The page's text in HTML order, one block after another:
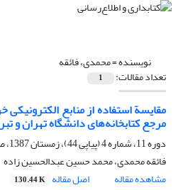
نویسنده =محمدی، فائقه
تعداد مقالات: 1
مقایسة استفاده از منابع
مرجع کتابخانه‌‌های دانشگاه تهران و
دوره 11، شماره 4 (پیاپی 44)، زمستان 1387، صفحه
فائقه محمدی، محمد حسین عبدالحسین زاده
مشاهده مقاله
اصل مقاله 130.44 K